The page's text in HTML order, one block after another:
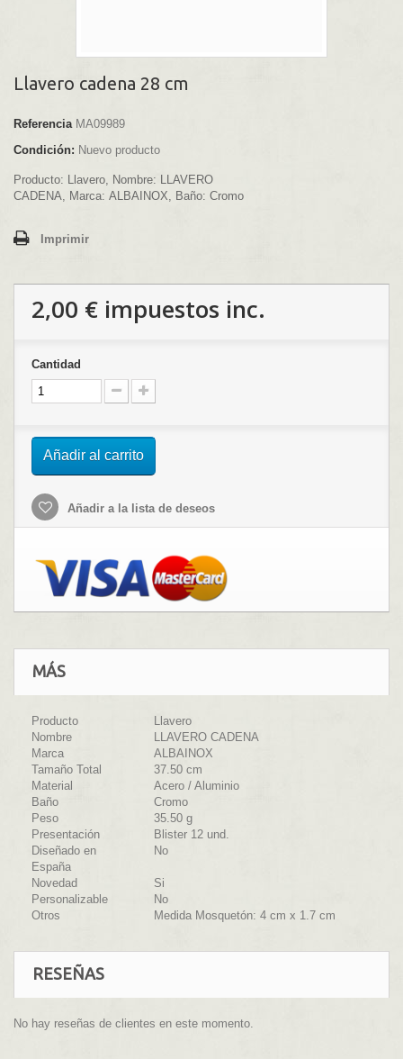
Llavero cadena 28 cm
Referencia MA09989
Condición: Nuevo producto
Producto: Llavero, Nombre: LLAVERO
CADENA, Marca: ALBAINOX, Baño: Cromo
Imprimir
2,00 € impuestos inc.
Cantidad
Añadir al carrito
Añadir a la lista de deseos
MÁS
Producto
Llavero
Nombre
LLAVERO CADENA
Marca
ALBAINOX
Tamaño Total
37.50 cm
Material
Acero / Aluminio
Baño
Cromo
Peso
35.50 g
Presentación
Blister 12 und.
Diseñado en
España
No
Novedad
Si
Personalizable
No
Otros
Medida Mosquetón: 4 cm x 1.7 cm
RESEÑAS
No hay reseñas de clientes en este momento.